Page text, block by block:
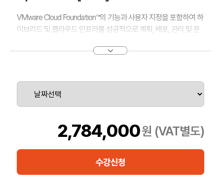
VMware Cloud Foundation™의 기능과 사용자 지정을 포함하여 하
이브리드 및 클라우드 인프라를 성공적으로 계획, 배포, 관리 및 운
그리고 VMware Cloud Foundation의 아키텍처를 설명하고 라이센
2,784,000원 (VAT별도)
수강신청